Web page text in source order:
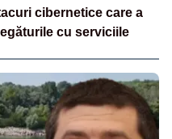
cibernetice care a
cu serviciile